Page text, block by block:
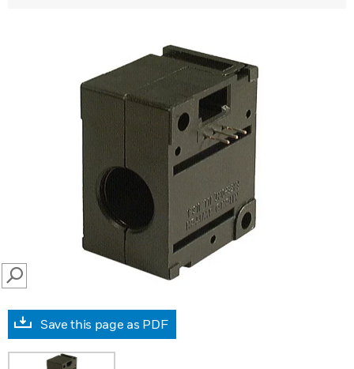
SEARCH
Save this page as PDF